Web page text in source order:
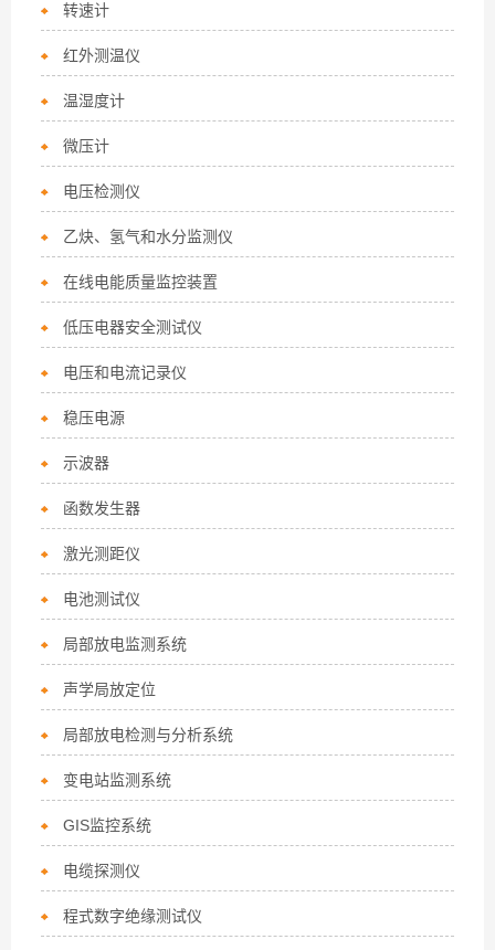
转速计
红外测温仪
温湿度计
微压计
电压检测仪
乙炔、氢气和水分监测仪
在线电能质量监控装置
低压电器安全测试仪
电压和电流记录仪
稳压电源
示波器
函数发生器
激光测距仪
电池测试仪
局部放电监测系统
声学局放定位
局部放电检测与分析系统
变电站监测系统
GIS监控系统
电缆探测仪
程式数字绝缘测试仪